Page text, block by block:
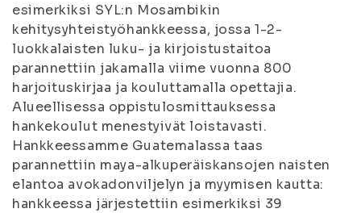
esimerkiksi SYL:n Mosambikin
kehitysyhteistyöhankkeessa, jossa 1-2-
luokkalaisten luku- ja kirjoistustaitoa
parannettiin jakamalla viime vuonna 800
harjoituskirjaa ja kouluttamalla opettajia.
Alueellisessa oppistulosmittauksessa
hankekoulut menestyivät loistavasti.
Hankkeessamme Guatemalassa taas
parannettiin maya-alkuperäiskansojen naisten
elantoa avokadonviljelyn ja myymisen kautta:
hankkeessa järjestettiin esimerkiksi 39